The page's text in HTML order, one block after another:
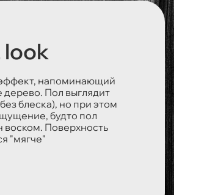
напоминающий
Пол выглядит
блеска), но при этом
будто пол
воском. Поверхность
"мягче"